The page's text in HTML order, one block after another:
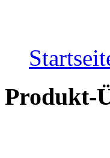
Produkt-